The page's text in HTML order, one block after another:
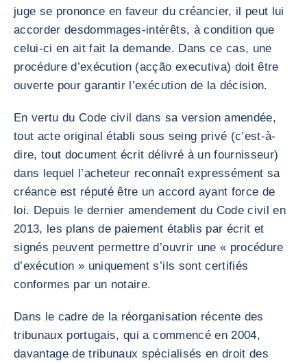
juge se prononce en faveur du créancier, il peut lui
accorder desdommages-intérêts, à condition que
celui-ci en ait fait la demande. Dans ce cas, une
procédure d’exécution (acção executiva) doit être
ouverte pour garantir l’exécution de la décision.
En vertu du Code civil dans sa version amendée,
tout acte original établi sous seing privé (c’est-à-
dire, tout document écrit délivré à un fournisseur)
dans lequel l’acheteur reconnaît expressément sa
créance est réputé être un accord ayant force de
loi. Depuis le dernier amendement du Code civil en
2013, les plans de paiement établis par écrit et
signés peuvent permettre d’ouvrir une « procédure
d’exécution » uniquement s’ils sont certifiés
conformes par un notaire.
Dans le cadre de la réorganisation récente des
tribunaux portugais, qui a commencé en 2004,
davantage de tribunaux spécialisés en droit des